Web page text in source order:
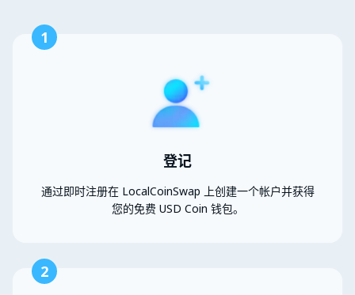
1
登记
通过即时注册在 LocalCoinSwap 上创建一个帐户并获得
您的免费 USD Coin 钱包。
2